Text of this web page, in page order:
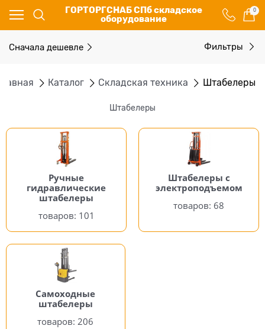
ГОРТОРГСНАБ СПб складское
оборудование
0
Каталог Складская техника Штабелеры
Штабелеры
Ручные
гидравлические
штабелеры
101
Штабелеры с
электроподъемом
68
Самоходные
штабелеры
206
Сначала дешевле Фильтры